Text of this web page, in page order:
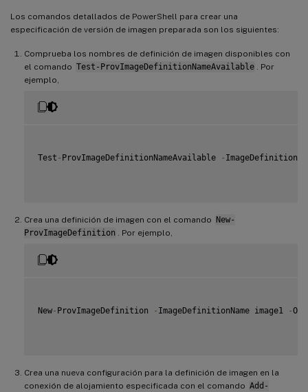
Los comandos detallados de PowerShell para crear una
especificación de versión de imagen preparada son los siguientes:
Comprueba los nombres de definición de imagen disponibles con
el comando Test-ProvImageDefinitionNameAvailable
. Por
ejemplo,
Test - ProvImageDefinitionNameAvailable -
Crea una definición de imagen con el comando New-
ProvImageDefinition
. Por ejemplo,
New- ProvImageDefinition - ImageDefinitionName image1 -
Crea una nueva configuración para la definición de imagen en la
conexión de alojamiento especificada con el comando Add-